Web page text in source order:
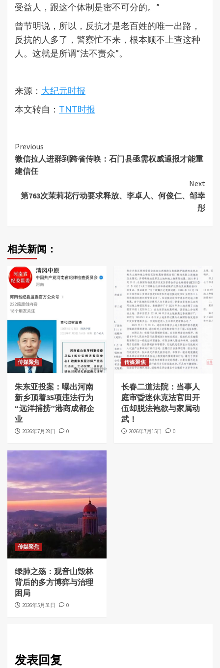
受益人，跟这个体制是密不可分的。”
曾节明说，所以，反抗才是老百姓的唯一出路，
反抗的人多了，警察忙不来，根本顾不上查这种
人。这就是所谓“法不责众”。
来源： 大纪元时报
本文转自： TNT时报
Continue
Reading
Previous
微信拉人进群到跨省传唤：石门县亟需权威通报才能重
建信任
Next
第763次茉莉花行动要求释放、李卓人、何俊仁、邹幸
彤
相关新闻：
传媒聚焦
朱东亚投案：曝出河南
新乡顶着35项违法行为
“远洋捕捞”港商成都企
业
2026年7月28日 0
传媒聚焦
长春二道法院：当事人
庭审昏迷休克法官田开
伍却脱法袍欲与家属动
武！
2026年7月15日 0
传媒聚焦
绿肺之殇：观音山毁林
背后的多方博弈与治理
困局
2026年5月31日 0
发表回复